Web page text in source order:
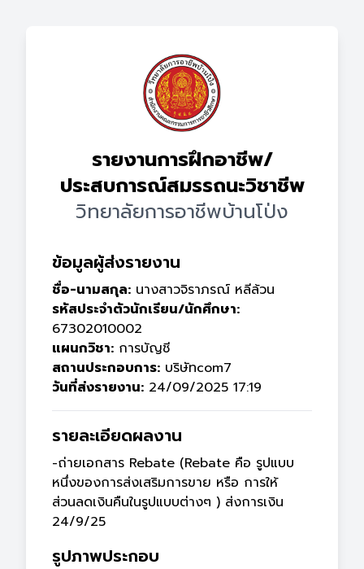
รายงานการฝึกอาชีพ/
ประสบการณ์สมรรถนะวิชาชีพ
วิทยาลัยการอาชีพบ้านโป่ง
ข้อมูลผู้ส่งรายงาน
ชื่อ-นามสกุล: นางสาวจิราภรณ์ หลีล้วน
รหัสประจำตัวนักเรียน/นักศึกษา:
67302010002
แผนกวิชา: การบัญชี
สถานประกอบการ: บริษัทcom7
วันที่ส่งรายงาน: 24/09/2025 17:19
รายละเอียดผลงาน
-ถ่ายเอกสาร Rebate (Rebate คือ รูปแบบ
หนึ่งของการส่งเสริมการขาย หรือ การให้
ส่วนลดเงินคืนในรูปแบบต่างๆ ) ส่งการเงิน
24/9/25
รูปภาพประกอบ